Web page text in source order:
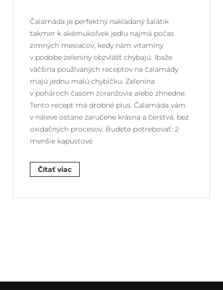
Čalamáda je perfektný nakladaný šalátik
takmer k akémukoľvek jedlu najmä počas
zimných mesiacov, kedy nám vitamíny
v podobe zeleniny obzvlášť chýbajú. Ibaže
väčšina používaných receptov na čalamády
majú jednu malú chybičku. Zelenina
v pohároch časom zoranžovie alebo zhnedne.
Tento recept má drobné plus. Čalamáda vám
v náleve ostane zaručene krásna a čerstvá, bez
oxidačných procesov. Budete potrebovať: 2
menšie kapustové
Čítať viac